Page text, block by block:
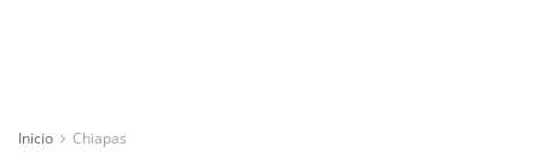
Inicio Chiapas